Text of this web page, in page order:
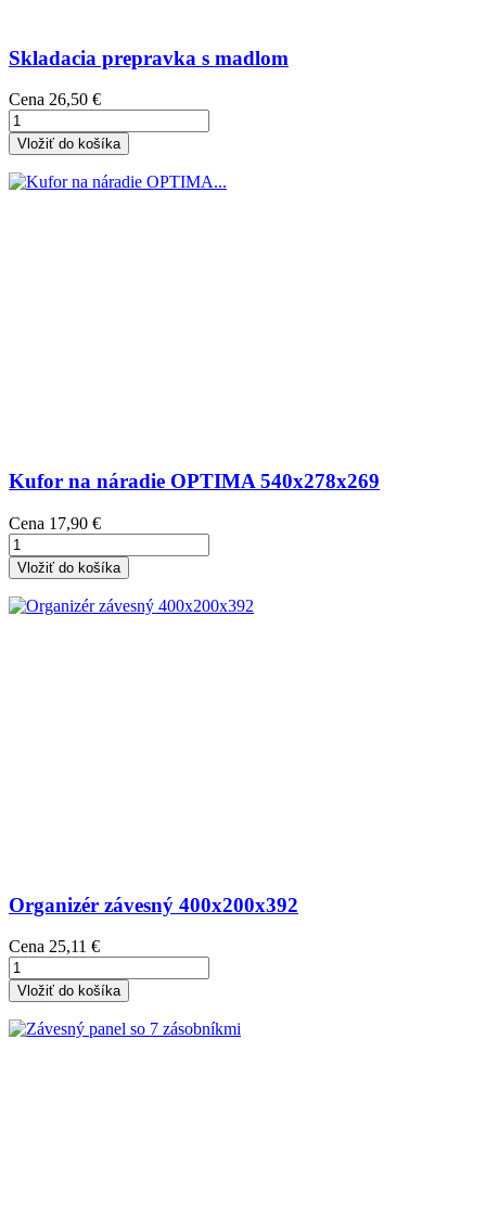
Skladacia prepravka s madlom
Cena 26,50 €
Vložiť do košíka
Kufor na náradie OPTIMA 540x278x269
Cena 17,90 €
Vložiť do košíka
Organizér závesný 400x200x392
Cena 25,11 €
Vložiť do košíka